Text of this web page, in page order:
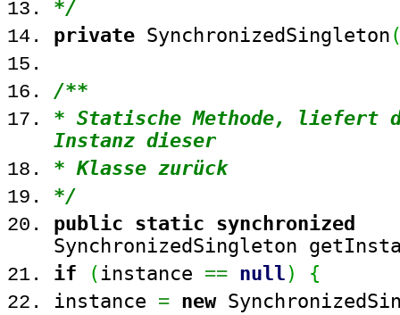
*/
private SynchronizedSingleton
/**
* Statische Methode, liefert
Instanz dieser
* Klasse zurück
*/
public static synchronized
SynchronizedSingleton
if
(instance == null)
{
instance = new